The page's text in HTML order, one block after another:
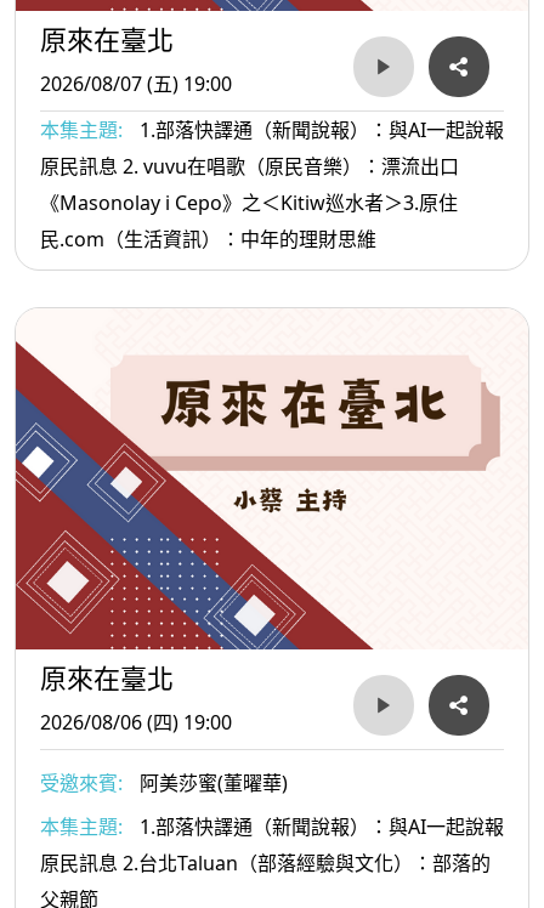
原來在臺北
2026/08/07 (五) 19:00
本集主題:
1.部落快譯通（新聞說報）：與AI一起說報
原民訊息 2. vuvu在唱歌（原民音樂）：漂流出口
《Masonolay i Cepo》之＜Kitiw巡水者＞3.原住
民.com（生活資訊）：中年的理財思維
原來在臺北
2026/08/06 (四) 19:00
受邀來賓:
阿美莎蜜(董曜華)
本集主題:
1.部落快譯通（新聞說報）：與AI一起說報
原民訊息 2.台北Taluan（部落經驗與文化）：部落的
父親節